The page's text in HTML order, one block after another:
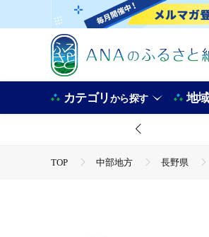
カテゴリから探す 地域
TOP 中部地方 長野県